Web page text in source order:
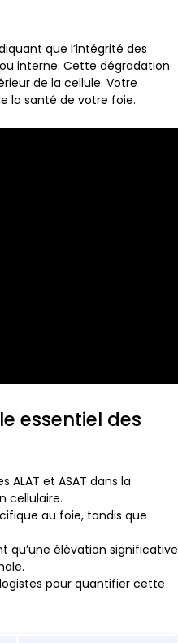
que l’intégrité des
interne. Cette dégradation
de la cellule. Votre
la santé de votre foie.
essentiel des
ALAT et ASAT dans la
cellulaire.
au foie, tandis que
qu’une élévation significative
pour quantifier cette